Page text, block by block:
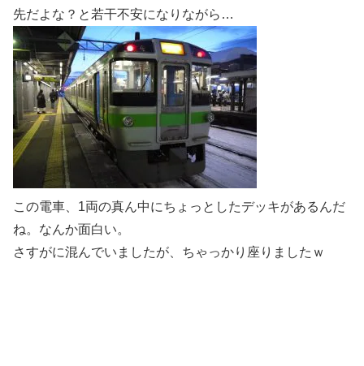
先だよな？と若干不安になりながら…
この電車、1両の真ん中にちょっとしたデッキがあるんだ
ね。なんか面白い。
さすがに混んでいましたが、ちゃっかり座りましたｗ